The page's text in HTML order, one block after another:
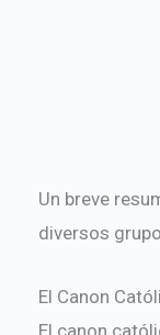
Un breve
diversos
El Canon
El canon